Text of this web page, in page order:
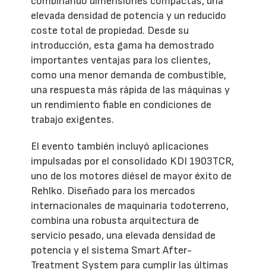
elevada densidad de potencia y un reducido
coste total de propiedad. Desde su
introducción, esta gama ha demostrado
importantes ventajas para los clientes,
como una menor demanda de combustible,
una respuesta más rápida de las máquinas y
un rendimiento fiable en condiciones de
trabajo exigentes.
El evento también incluyó aplicaciones
impulsadas por el consolidado KDI 1903TCR,
uno de los motores diésel de mayor éxito de
Rehlko. Diseñado para los mercados
internacionales de maquinaria todoterreno,
combina una robusta arquitectura de
servicio pesado, una elevada densidad de
potencia y el sistema Smart After-
Treatment System para cumplir las últimas